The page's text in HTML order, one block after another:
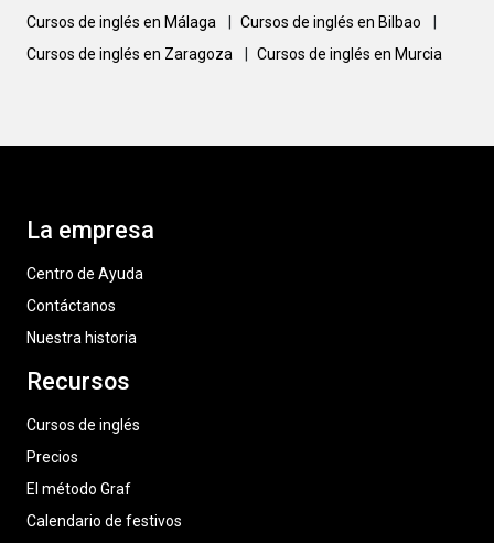
Cursos de inglés en Málaga
Cursos de inglés en Bilbao
Cursos de inglés en Zaragoza
Cursos de inglés en Murcia
La empresa
Centro de Ayuda
Contáctanos
Nuestra historia
Recursos
Cursos de inglés
Precios
El método Graf
Calendario de festivos